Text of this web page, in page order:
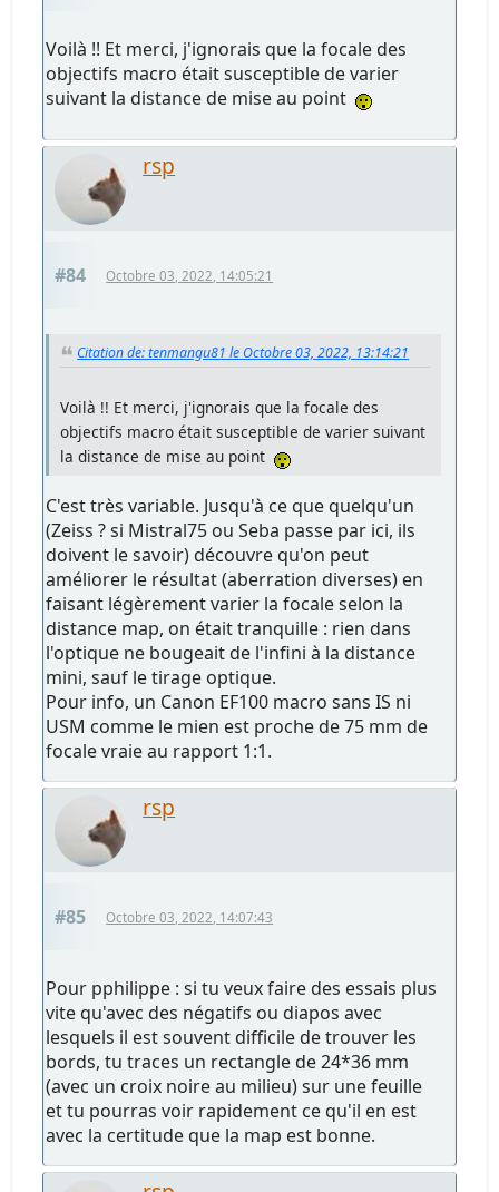
Voilà !! Et merci, j'ignorais que la focale des
objectifs macro était susceptible de varier
suivant la distance de mise au point
rsp
#84 Octobre 03, 2022, 14:05:21
Citation de: tenmangu81 le Octobre 03, 2022, 13:14:21
Voilà !! Et merci, j'ignorais que la focale des
objectifs macro était susceptible de varier suivant
la distance de mise au point
C'est très variable. Jusqu'à ce que quelqu'un
(Zeiss ? si Mistral75 ou Seba passe par ici, ils
doivent le savoir) découvre qu'on peut
améliorer le résultat (aberration diverses) en
faisant légèrement varier la focale selon la
distance map, on était tranquille : rien dans
l'optique ne bougeait de l'infini à la distance
mini, sauf le tirage optique.
Pour info, un Canon EF100 macro sans IS ni
USM comme le mien est proche de 75 mm de
focale vraie au rapport 1:1.
rsp
#85 Octobre 03, 2022, 14:07:43
Pour pphilippe : si tu veux faire des essais plus
vite qu'avec des négatifs ou diapos avec
lesquels il est souvent difficile de trouver les
bords, tu traces un rectangle de 24*36 mm
(avec un croix noire au milieu) sur une feuille
et tu pourras voir rapidement ce qu'il en est
avec la certitude que la map est bonne.